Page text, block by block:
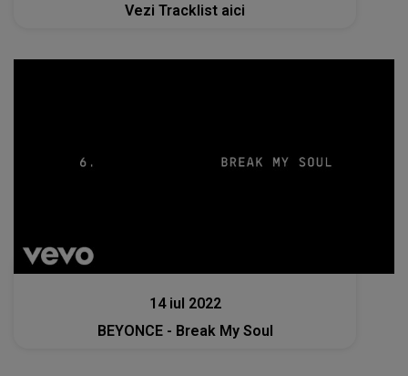
Vezi Tracklist aici
14 iul 2022
BEYONCE - Break My Soul